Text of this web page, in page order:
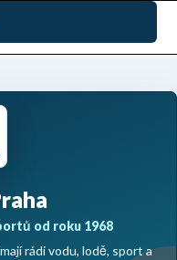
od roku 1968
rádi vodu, lodě, sport a